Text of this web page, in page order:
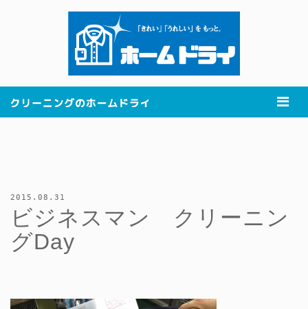
2015.08.31
ビジネスマン クリーニン
グDay